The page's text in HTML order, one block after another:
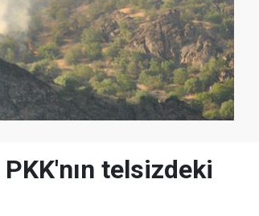
telsizdeki